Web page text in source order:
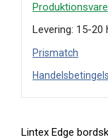
Produktionsvare
Levering: 15-
Prismatch
Lintex Edge